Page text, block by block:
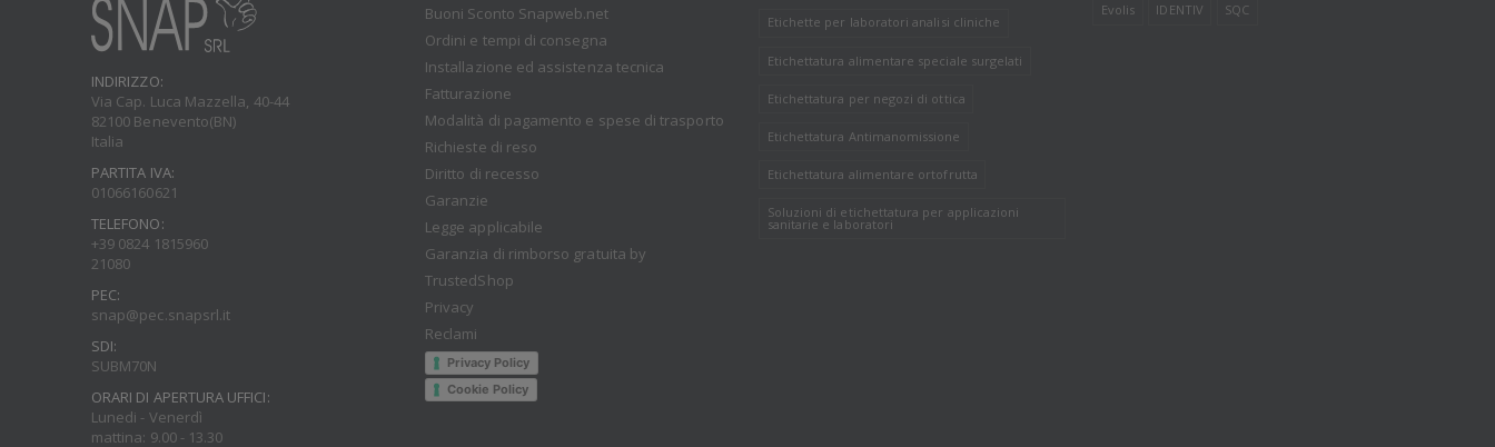
INDIRIZZO:
Via Cap. Luca Mazzella, 40-44
82100 Benevento(BN)
Italia
PARTITA IVA:
01066160621
TELEFONO:
+39 0824 1815960
21080
PEC:
snap@pec.snapsrl.it
SDI:
SUBM70N
ORARI DI APERTURA UFFICI:
Lunedi - Venerdì
mattina: 9.00 - 13.30
Buoni Sconto Snapweb.net
Ordini e tempi di consegna
Installazione ed assistenza tecnica
Fatturazione
Modalità di pagamento e spese di trasporto
Richieste di reso
Diritto di recesso
Garanzie
Legge applicabile
Garanzia di rimborso gratuita by
TrustedShop
Privacy
Reclami
Privacy Policy
Cookie Policy
Etichette per laboratori analisi cliniche
Etichettatura alimentare speciale surgelati
Etichettatura per negozi di ottica
Etichettatura Antimanomissione
Etichettatura alimentare ortofrutta
Soluzioni di etichettatura per applicazioni
sanitarie e laboratori
Evolis IDENTIV SQC